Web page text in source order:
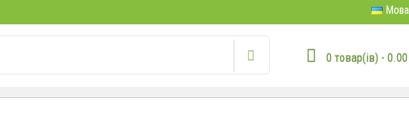
Мова
0 товар(ів) - 0.00